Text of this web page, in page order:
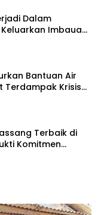
Dalam
Imbauan
Bantuan Air
Terdampak Krisis
Terbaik di
Komitmen
Berkualitas